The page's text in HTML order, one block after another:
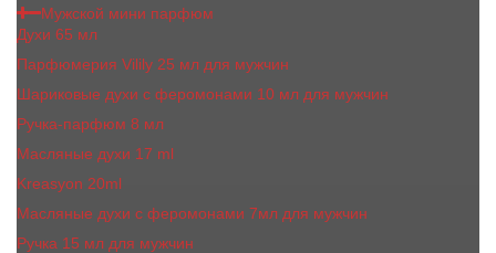
Мужской мини парфюм
Духи 65 мл
Парфюмерия Vilily 25 мл для мужчин
Шариковые духи с феромонами 10 мл для мужчин
Ручка-парфюм 8 мл
Масляные духи 17 ml
Kreasyon 20ml
Масляные духи c феромонами 7мл для мужчин
Ручка 15 мл для мужчин